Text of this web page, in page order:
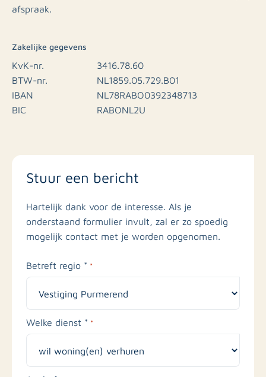
afspraak.
Zakelijke gegevens
KvK-nr.
3416.78.60
BTW-nr.
NL1859.05.729.B01
IBAN
NL78RABO0392348713
BIC
RABONL2U
Stuur een bericht
Hartelijk dank voor de interesse. Als je
onderstaand formulier invult, zal er zo spoedig
mogelijk contact met je worden opgenomen.
Betreft regio * *
Welke dienst * *